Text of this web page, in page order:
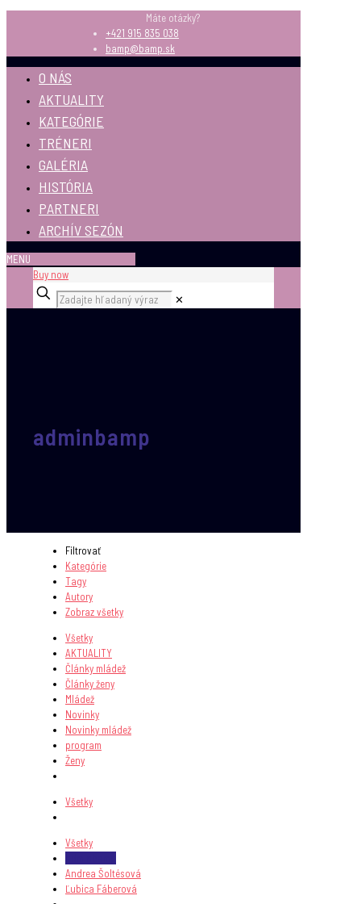
Máte otázky?
+421 915 835 038
bamp@bamp.sk
O NÁS
AKTUALITY
KATEGÓRIE
TRÉNERI
GALÉRIA
HISTÓRIA
PARTNERI
ARCHÍV SEZÓN
MENU
Buy now
✕
adminbamp
Filtrovať
Kategórie
Tagy
Autory
Zobraz všetky
Všetky
AKTUALITY
Články mládež
Články ženy
Mládež
Novinky
Novinky mládež
program
Ženy
Všetky
Všetky
Andrea Šoltésová
Ľubica Fáberová